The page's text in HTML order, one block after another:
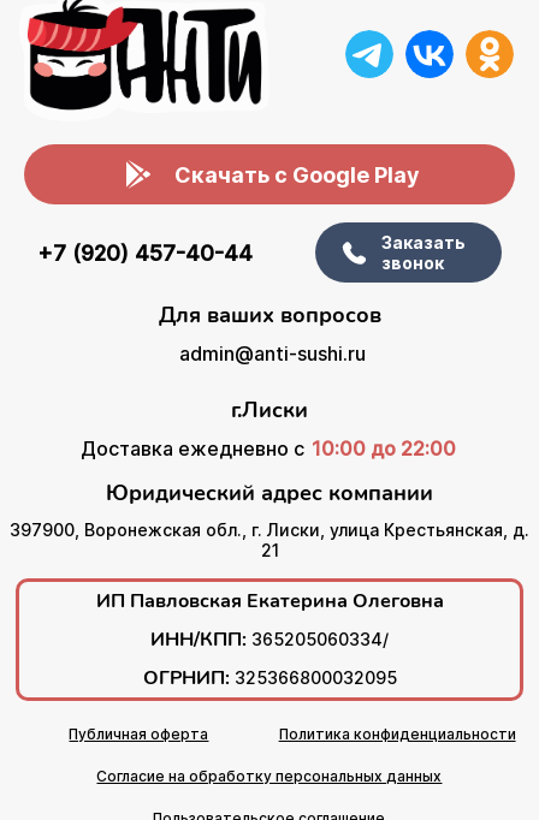
Скачать с Google Play
+7 (920) 457-40-44
Заказать
звонок
Для ваших вопросов
admin@anti-sushi.ru
г.Лиски
Доставка ежедневно с 10:00 до 22:00
Юридический адрес компании
397900, Воронежская обл., г. Лиски, улица Крестьянская, д.
21
ИП Павловская Екатерина Олеговна
ИНН/КПП: 365205060334/
ОГРНИП: 325366800032095
Публичная оферта Политика конфиденциальности
Согласие на обработку персональных данных